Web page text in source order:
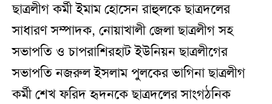
ছাত্রলীগ কর্মী ইমাম হোসেন রাহুলকে ছাত্রদলের
সাধারণ সম্পাদক, নোয়াখালী জেলা ছাত্রলীগ সহ
সভাপতি ও চাপরাশিরহাট ইউনিয়ন ছাত্রলীগের
সভাপতি নজরুল ইসলাম পুলকের ভাগিনা ছাত্রলীগ
কর্মী শেখ ফরিদ হৃদনকে ছাত্রদলের সাংগঠনিক